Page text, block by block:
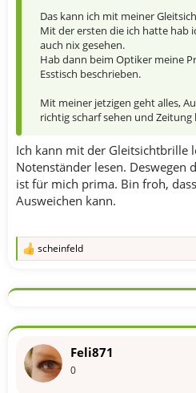
Das kann ich mit meiner
Mit der ersten die ich hatte hab
auch nix gesehen.
Hab dann beim Optiker meine
Esstisch beschrieben.
Mit meiner jetzigen geht alles,
richtig scharf sehen und Zeitung
Ich kann mit der Gleitsichtbrille
Notenständer lesen. Deswegen
ist für mich prima. Bin froh,
Ausweichen kann.
R
k
o
e
n
scheinfeld
Feli871
0